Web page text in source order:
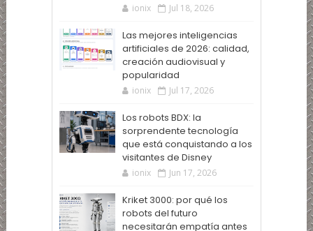
ionix Jul 18, 2026
Las mejores inteligencias
artificiales de 2026: calidad,
creación audiovisual y
popularidad
ionix Jul 17, 2026
Los robots BDX: la
sorprendente tecnología
que está conquistando a los
visitantes de Disney
ionix Jun 17, 2026
Kriket 3000: por qué los
robots del futuro
necesitarán empatía antes